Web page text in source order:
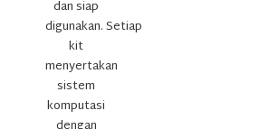
dan siap
digunakan.Setiap
kit
menyertakan
sistem
komputasi